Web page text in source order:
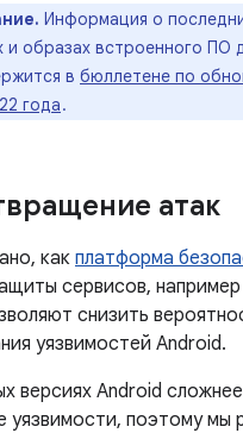
Информация о
и образах встроенного ПО
в бюллетене по
года.
атак
как платформа
сервисов, например
снизить
уязвимостей Android.
версиях Android
уязвимости, поэтому мы